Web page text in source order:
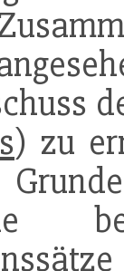
) zu